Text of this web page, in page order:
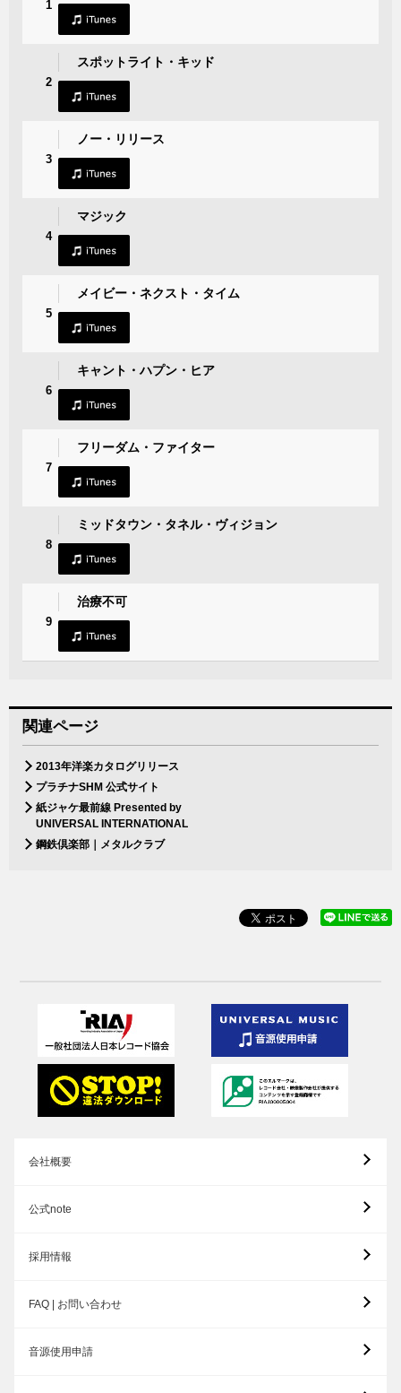
1
2
スポットライト・キッド
3
ノー・リリース
4
マジック
5
メイビー・ネクスト・タイム
6
キャント・ハプン・ヒア
7
フリーダム・ファイター
8
ミッドタウン・タネル・ヴィジョン
9
治療不可
関連ページ
2013年洋楽カタログリリース
プラチナSHM 公式サイト
紙ジャケ最前線 Presented by
UNIVERSAL INTERNATIONAL
鋼鉄倶楽部｜メタルクラブ
会社概要
公式note
採用情報
FAQ | お問い合わせ
音源使用申請